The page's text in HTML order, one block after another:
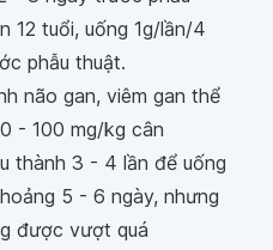
12 tuổi, uống 1g/lần/4
phẫu thuật.
não gan, viêm gan thể
- 100 mg/kg cân
thành 3 - 4 lần để uống
5 - 6 ngày, nhưng
được vượt quá